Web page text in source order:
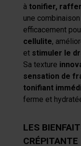
à tonifier,
une
efficacement
cellulite,
et stimuler le
Sa texture
sensation de
tonifiant
ferme et
LES
CRÉPITANTE